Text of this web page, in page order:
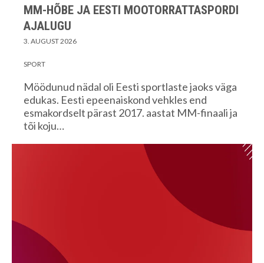
MM-HÕBE JA EESTI MOOTORRATTASPORDI
AJALUGU
3. AUGUST 2026
SPORT
Möödunud nädal oli Eesti sportlaste jaoks väga
edukas. Eesti epeenaiskond vehkles end
esmakordselt pärast 2017. aastat MM-finaali ja
tõi koju…